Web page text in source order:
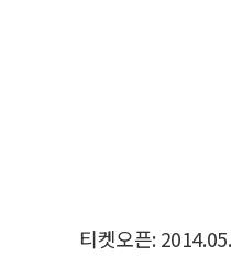
티켓오픈: